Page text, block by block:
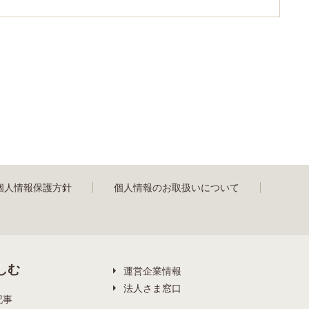
人情報保護方針 個人情報のお取扱いについて
む
事
運営企業情報
法人さま窓口